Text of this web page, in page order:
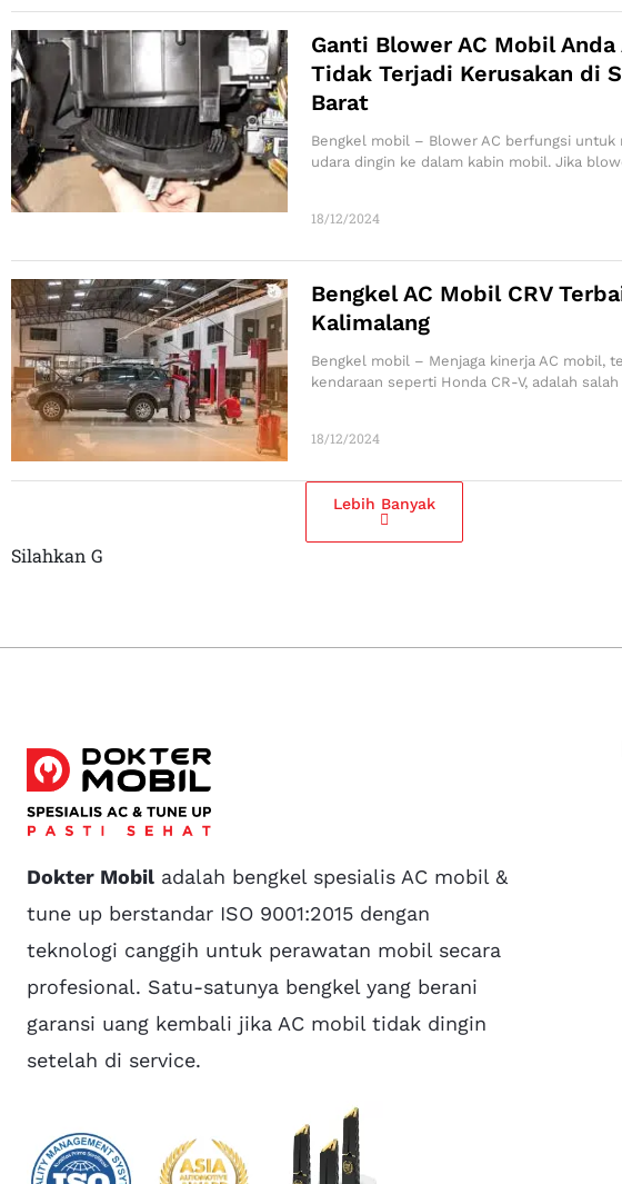
Ganti Blower AC Mobil Anda
Tidak Terjadi Kerusakan di
Barat
18/12/2024
Bengkel mobil – Blower AC berfungsi untuk
udara dingin ke dalam kabin mobil. Jika
Bengkel AC Mobil CRV
Kalimalang
18/12/2024
Bengkel mobil – Menjaga kinerja AC mobil,
kendaraan seperti Honda CR-V, adalah salah
Lebih Banyak
Silahkan G
Dokter Mobil adalah bengkel spesialis AC mobil &
tune up berstandar ISO 9001:2015 dengan
teknologi canggih untuk perawatan mobil secara
profesional. Satu-satunya bengkel yang berani
garansi uang kembali jika AC mobil tidak dingin
setelah di service.